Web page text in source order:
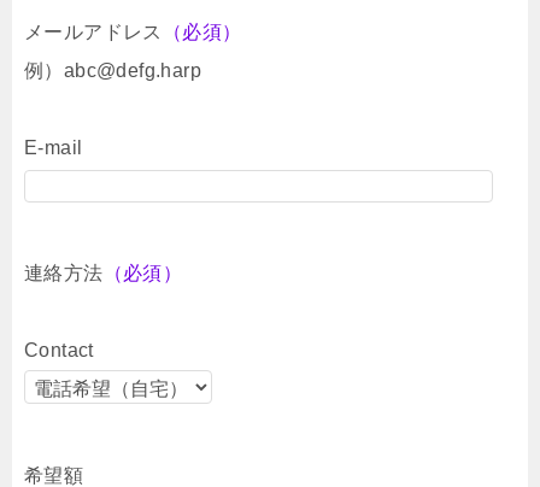
メールアドレス
（必須）
例）abc@defg.harp
E-mail
連絡方法 （必須）
Contact
希望額